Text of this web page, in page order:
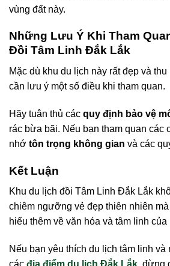
vùng đất này.
Những Lưu Ý Khi Tham
Đồi Tâm Linh Đắk Lắk
Mặc dù khu du lịch này rất đẹp và
cần lưu ý một số điều khi tham quan.
Hãy tuân thủ các quy định bảo vệ
rác bừa bãi. Nếu bạn tham quan các
nhớ tôn trọng không gian và các
Kết Luận
Khu du lịch đồi Tâm Linh Đắk Lắk
chiêm ngưỡng vẻ đẹp thiên nhiên
hiểu thêm về văn hóa và tâm linh
Nếu bạn yêu thích du lịch tâm linh và
các địa điểm du lịch Đắk Lắk, đừng